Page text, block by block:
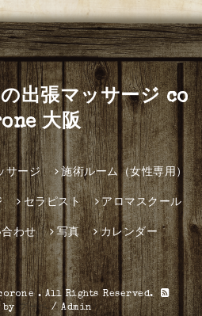
出張マッサージ co
大阪
サージ 施術ルーム（女性専用）
セラピスト アロマスクール
わせ 写真 カレンダー
. All Rights Reserved.
by
グーペ/Admin